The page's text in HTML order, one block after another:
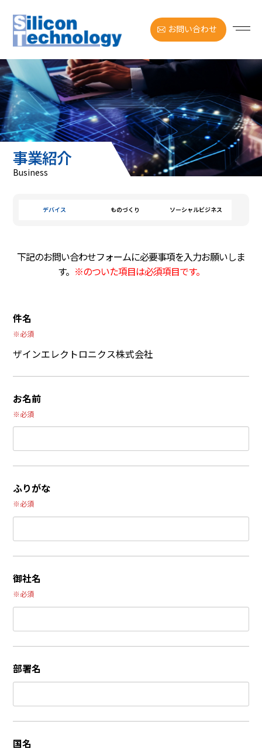
お問い合わせ
事業紹介
Business
デバイス ものづくり ソーシャルビジネス
下記のお問い合わせフォームに必要事項を入力お願いしま
す。 ※のついた項目は必須項目です。
件名
※必須
ザインエレクトロニクス株式会社
お名前
※必須
ふりがな
※必須
御社名
※必須
部署名
国名